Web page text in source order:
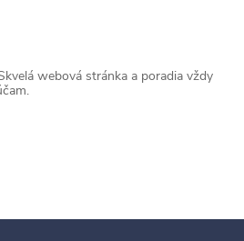
webová stránka a poradia vždy